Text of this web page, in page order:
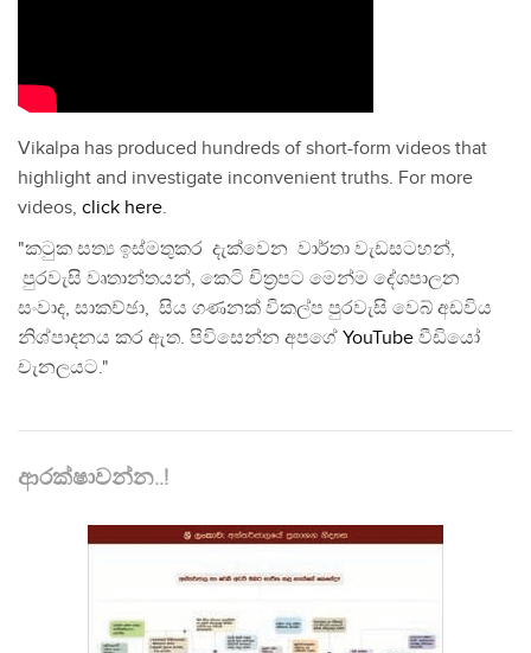
Vikalpa has produced hundreds of short-form videos that
highlight and investigate inconvenient truths. For more
videos, click here.
"කටුක සත්‍ය ඉස්මතුකර දැක්වෙන වාර්තා වැඩසටහන්,
පුරවැසි වෘතාන්තයන්, කෙටි චිත්‍රපට මෙන්ම දේශපාලන
සංවාද, සාකච්ඡා, සිය ගණනක් විකල්ප පුරවැසි වෙබ් අඩවිය
නිශ්පාදනය කර ඇත. පිවිසෙන්න අපගේ YouTube වීඩියෝ
චැනලයට."
ආරක්ෂාවන්න..!